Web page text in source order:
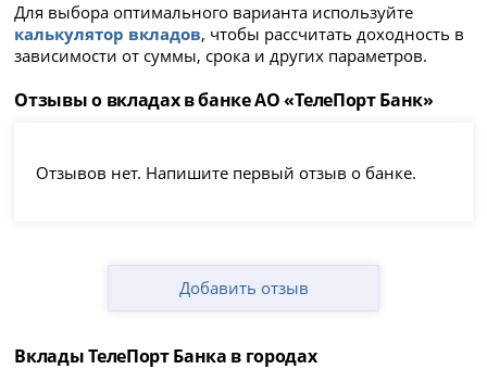
Для выбора оптимального варианта используйте
калькулятор вкладов, чтобы рассчитать доходность в
зависимости от суммы, срока и других параметров.
Отзывы о вкладах в банке АО «ТелеПорт Банк»
Отзывов нет. Напишите первый отзыв о банке.
Добавить отзыв
Вклады ТелеПорт Банка в городах